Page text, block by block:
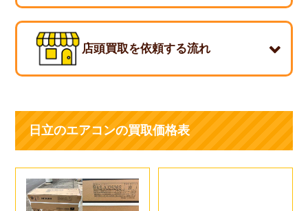
1. 型番・機種を調べる
店頭買取を依頼する流れ
日立のエアコンの買取価格表